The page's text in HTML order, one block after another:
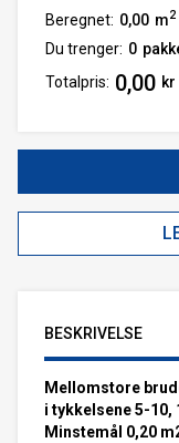
Beregnet: 0,00 m2
Du trenger: 0
Totalpris: 0,00 kr
BESKRIVELSE
Mellomstore
i tykkelsene 5-10,
Minstemål 0,20